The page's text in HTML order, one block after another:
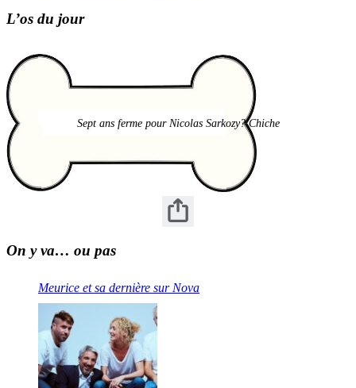
L’os du jour
Sept ans ferme pour Nicolas Sarkozy? Chiche
On y va… ou pas
Meurice et sa dernière sur Nova